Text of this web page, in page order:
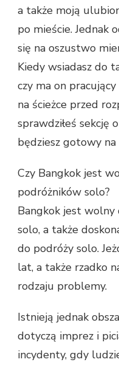
a także moją
po mieście. Jednak
się na oszustwo
Kiedy wsiadasz do
czy ma on
na ścieżce przed
sprawdziłeś sekcję
będziesz gotowy
Czy Bangkok jest
podróżników solo?
Bangkok jest
solo, a także
do podróży solo.
lat, a także rzadko
rodzaju problemy.
Istnieją jednak
dotyczą imprez i
incydenty, gdy